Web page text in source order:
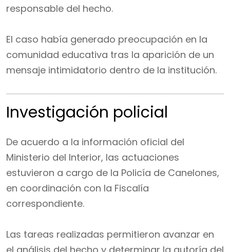
responsable del hecho.
El caso había generado preocupación en la
comunidad educativa tras la aparición de un
mensaje intimidatorio dentro de la institución.
Investigación policial
De acuerdo a la información oficial del
Ministerio del Interior, las actuaciones
estuvieron a cargo de la Policía de Canelones,
en coordinación con la Fiscalía
correspondiente.
Las tareas realizadas permitieron avanzar en